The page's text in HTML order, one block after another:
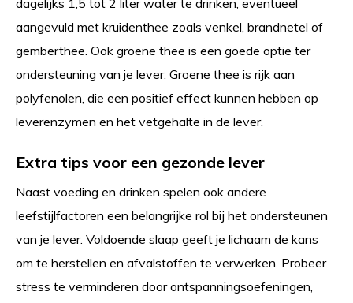
aangevuld met kruidenthee zoals venkel, brandnetel of
gemberthee. Ook groene thee is een goede optie ter
ondersteuning van je lever. Groene thee is rijk aan
polyfenolen, die een positief effect kunnen hebben op
leverenzymen en het vetgehalte in de lever.
Extra tips voor een gezonde lever
Naast voeding en drinken spelen ook andere
leefstijlfactoren een belangrijke rol bij het ondersteunen
van je lever. Voldoende slaap geeft je lichaam de kans
om te herstellen en afvalstoffen te verwerken. Probeer
stress te verminderen door ontspanningsoefeningen,